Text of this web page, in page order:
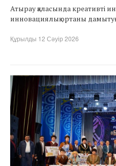
Атырау қаласында креативті
инновациялық ортаны
Құрылды 12 Сәуір 2026